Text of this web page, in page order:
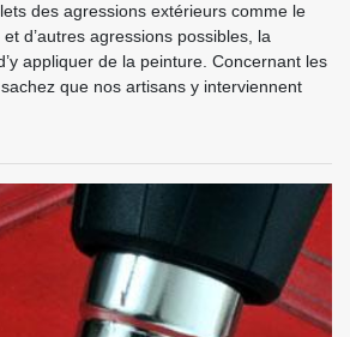
des agressions extérieurs comme le
d’autres agressions possibles, la
appliquer de la peinture. Concernant les
que nos artisans y interviennent